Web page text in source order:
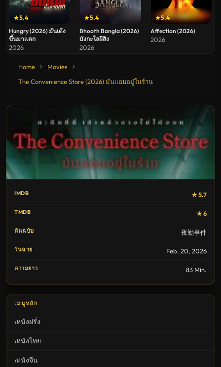
5.4
Hungry (2026) มันเด้ง
ขึ้นมาแดก
2026
5.4
Bhooth Bangla (2026)
บังกะโลผีสิง
2026
5.4
Affection (2026)
2026
Home
Movies
The Convenience Store (2026) มันแอบอยู่ในร้าน
IMDB ★ 5.7
TMDB ★ 6
ต้นฉบับ 夜勤事件
วันฉาย Feb. 20, 2026
ความยาว 83 Min.
เมนูหลัก
หนังฝรั่ง
หนังไทย
หนังจีน